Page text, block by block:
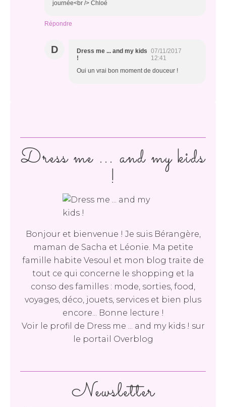
journée<br /> Chloé
Répondre
D
Dress me ... and my kids
!
07/11/2017
12:41
Oui un vrai bon moment de douceur !
Newsletter
Dress me ... and my kids
!
Bonjour et bienvenue ! Je suis Bérangère,
maman de Sacha et Léonie. Ma petite
famille habite Vesoul et mon blog traite de
tout ce qui concerne le shopping et la
conso des familles : mode, sorties, food,
voyages, déco, jouets, services et bien plus
encore... Bonne lecture !
Voir le profil de Dress me ... and my kids ! sur
le portail Overblog